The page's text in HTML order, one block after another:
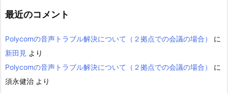
最近のコメント
Polycomの音声トラブル解決について（２拠点での会議の場合）
に
新田見 より
Polycomの音声トラブル解決について（２拠点での会議の場合）
に
須永健治 より